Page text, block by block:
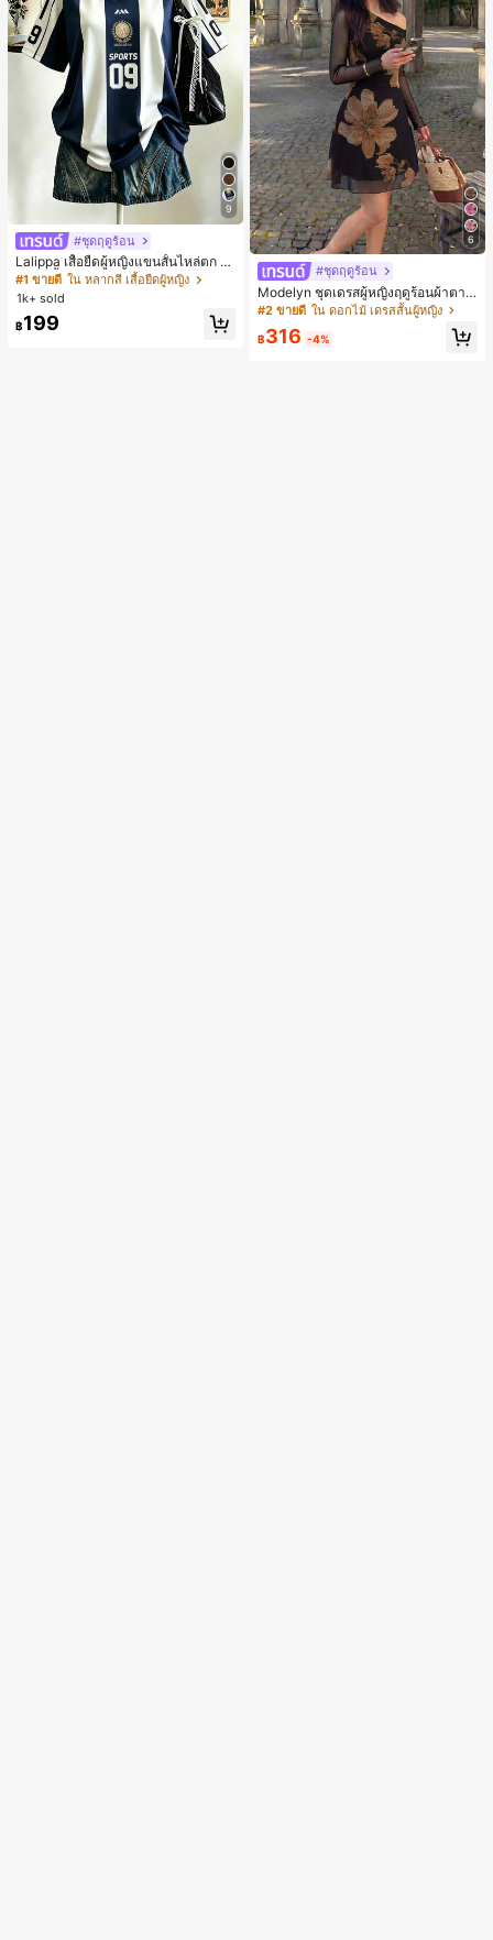
9
#ชุดฤดูร้อน
Lalippa เสื้อยืดผู้หญิงแขนสั้นไหล่ตก ค
อวีปกเสื้อ ลายพิมพ์ดิจิทัลลายทาง สไตล์
สปอร์ตแฟชั่นมินิมอล ของขวัญสำหรับเ
พื่อน
#1 ขายดี ใน หลากสี เสื้อยืดผู้หญิง
1k+ sold
฿199
6
#ชุดฤดูร้อน
Modelyn ชุดเดรสผู้หญิงฤดูร้อนผ้าตาข่
ายพิมพ์ลาย คอไม่สมมาตร จับจีบ หรูหร
#2 ขายดี ใน ดอกไม้ เดรสสั้นผู้หญิง
฿316 -4%